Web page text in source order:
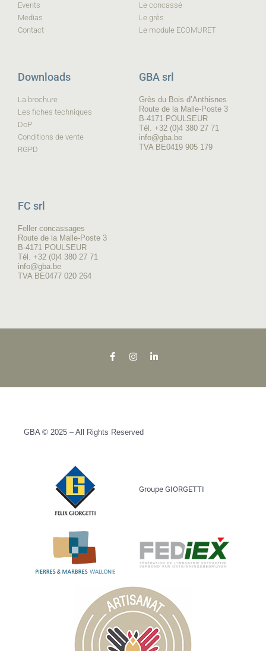
Events
Medias
Contact
Le concassé
Le grès
Le module ECOMURET
Downloads
La brochure
Les fiches techniques
DoP
Conditions de vente
RGPD
GBA srl
Grès du Bois d’Anthisnes
Route de la Malle-Poste 3
B-4171 POULSEUR
Tél. +32 (0)4 380 27 71
info@gba.be
TVA BE0419 905 179
FC srl
Feller concassages
Route de la Malle-Poste 3
B-4171 POULSEUR
Tél. +32 (0)4 380 27 71
info@gba.be
TVA BE0477 020 264
GBA © 2025 – All Rights Reserved
Groupe GIORGETTI